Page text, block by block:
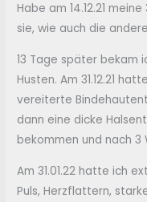
Habe am 14.12.21
sie, wie auch die
13 Tage später bekam
Husten. Am 31.12.21
vereiterte
dann eine dicke
bekommen und nach 3
Am 31.01.22 hatte ich
Puls, Herzflattern,